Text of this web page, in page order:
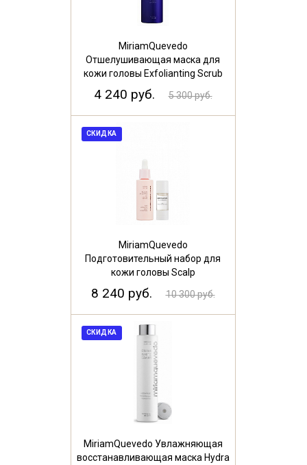
MiriamQuevedo
Отшелушивающая маска для
кожи головы Exfolianting Scrub
Scalp Mask 250 мл
4 240 руб. 5 300 руб.
СКИДКА
MiriamQuevedo
Подготовительный набор для
кожи головы Scalp
Concentrate+Pre-Treatment
Exfolia 30+10мл
8 240 руб. 10 300 руб.
СКИДКА
MiriamQuevedo Увлажняющая
восстанавливающая маска Hydra